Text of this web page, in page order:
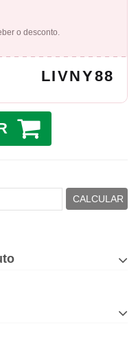
o desconto.
LIVNY88
CALCULAR